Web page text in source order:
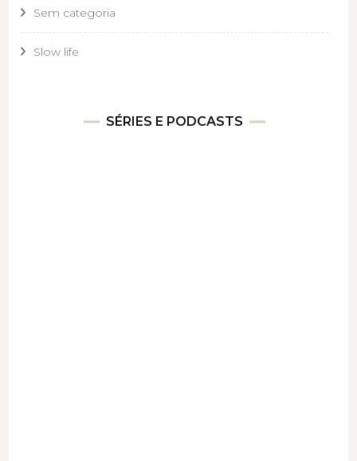
Sem categoria
Slow life
SÉRIES E PODCASTS